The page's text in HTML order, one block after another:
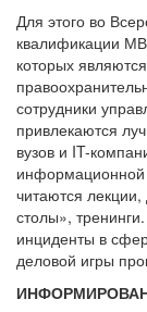
Для этого во
квалификации
которых
сотрудники
привлекаются
вузов и IT-
информационной
читаются
столы»,
инциденты в
деловой игры